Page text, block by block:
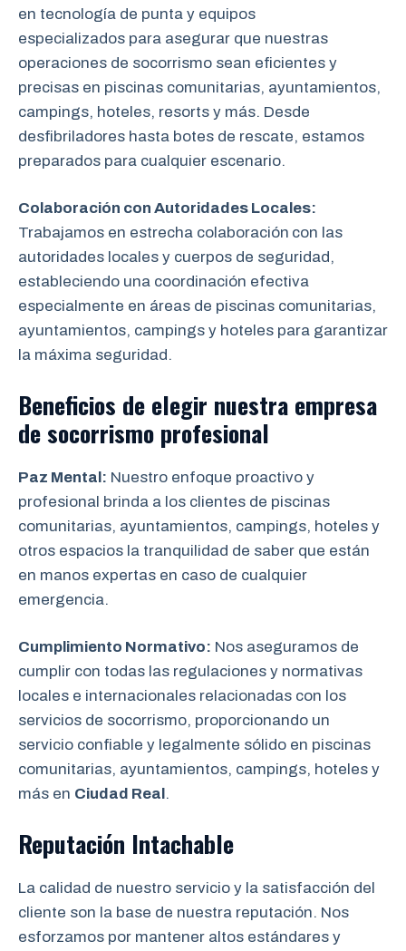
en tecnología de punta y equipos
especializados para asegurar que nuestras
operaciones de socorrismo sean eficientes y
precisas en piscinas comunitarias, ayuntamientos,
campings, hoteles, resorts y más. Desde
desfibriladores hasta botes de rescate, estamos
preparados para cualquier escenario.
Colaboración con Autoridades Locales:
Trabajamos en estrecha colaboración con las
autoridades locales y cuerpos de seguridad,
estableciendo una coordinación efectiva
especialmente en áreas de piscinas comunitarias,
ayuntamientos, campings y hoteles para garantizar
la máxima seguridad.
Beneficios de elegir nuestra empresa
de socorrismo profesional
Paz Mental: Nuestro enfoque proactivo y
profesional brinda a los clientes de piscinas
comunitarias, ayuntamientos, campings, hoteles y
otros espacios la tranquilidad de saber que están
en manos expertas en caso de cualquier
emergencia.
Cumplimiento Normativo: Nos aseguramos de
cumplir con todas las regulaciones y normativas
locales e internacionales relacionadas con los
servicios de socorrismo, proporcionando un
servicio confiable y legalmente sólido en piscinas
comunitarias, ayuntamientos, campings, hoteles y
más en Ciudad Real.
Reputación Intachable
La calidad de nuestro servicio y la satisfacción del
cliente son la base de nuestra reputación. Nos
esforzamos por mantener altos estándares y